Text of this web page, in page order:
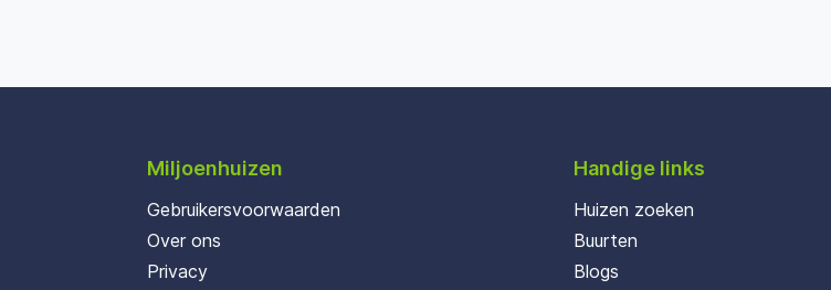
Miljoenhuizen
Gebruikersvoorwaarden
Over ons
Privacy
Handige links
Huizen zoeken
Buurten
Blogs